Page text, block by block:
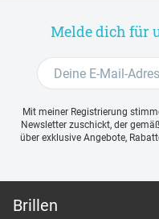
Melde dich für
Mit meiner Registrierung
Newsletter zuschickt, der
über exklusive Angebote,
Brillen